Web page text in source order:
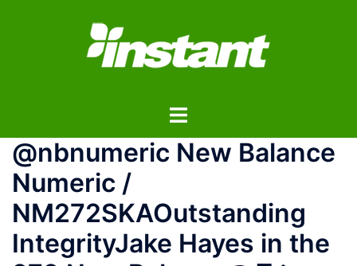
ス
ト
ル
ュ
ー
@nbnumeric New Balance
Numeric /
NM272SKAOutstanding
IntegrityJake Hayes in the